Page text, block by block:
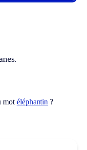
mot éléphantin ?